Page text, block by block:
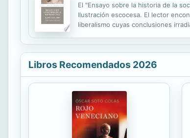
El "Ensayo sobre la historia de la
Ilustración escocesa. El lector
liberalismo cuyas conclusiones
Libros Recomendados 2026